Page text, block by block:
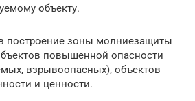
объекту.
построение зоны молниезащиты
повышенной опасности
взрывоопасных), объектов
и ценности.